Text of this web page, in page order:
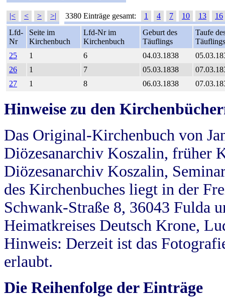
|< < > >| 3380 Einträge gesamt: 1 4 7 10 13
16
Lfd-
Nr
Seite im
Kirchenbuch
Lfd-Nr im
Kirchenbuch
Geburt des
Täuflings
Taufe
Täuflings
25
1 6 04.03.1838
26
1 7 05.03.1838
27
1 8 06.03.1838
Hinweise zu den
Das Original-Kirchenbuch von
Diözesanarchiv Koszalin, früher
Diözesanarchiv Koszalin,
des Kirchenbuches liegt in der
Schwank-Straße 8, 36043 Fulda
Heimatkreises Deutsch Krone,
Hinweis: Derzeit ist das
erlaubt.
Die Reihenfolge der Einträge